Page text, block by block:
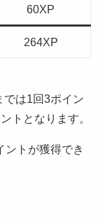
60XP
264XP
では1回3ポイン
トとなります。
ントが獲得でき